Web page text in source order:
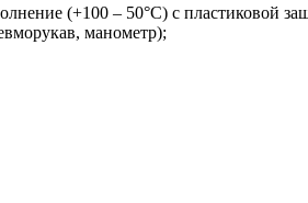
(+100 – 50°С) с пластиковой
манометр);